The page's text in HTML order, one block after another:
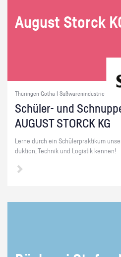
Au­gust Storck
Thüringen Gotha | Süßwarenindustrie
Schü­ler- und
AU­GUST STORCK KG
Lerne durch ein Schü­ler­prak­ti­kum
duk­ti­on, Tech­nik und Lo­gis­tik ken­nen!